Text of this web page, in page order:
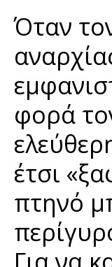
Όταν
φορά
έτσι
πτηνό